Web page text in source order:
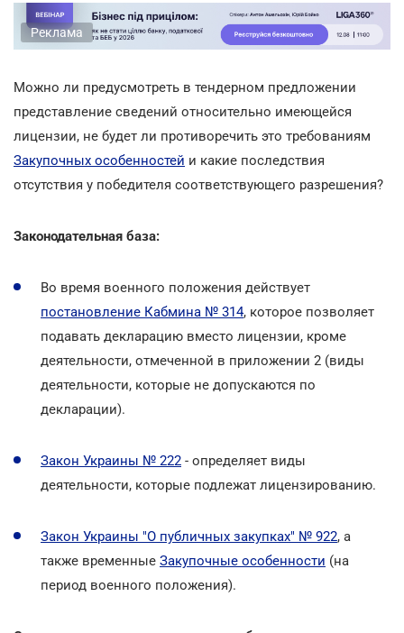
Реклама
Можно ли предусмотреть в тендерном предложении
представление сведений относительно имеющейся
лицензии, не будет ли противоречить это требованиям
Закупочных особенностей и какие последствия
отсутствия у победителя соответствующего разрешения?
Законодательная база:
Во время военного положения действует
постановление Кабмина № 314, которое позволяет
подавать декларацию вместо лицензии, кроме
деятельности, отмеченной в приложении 2 (виды
деятельности, которые не допускаются по
декларации).
Закон Украины № 222 - определяет виды
деятельности, которые подлежат лицензированию.
Закон Украины "О публичных закупках" № 922, а
также временные Закупочные особенности (на
период военного положения).